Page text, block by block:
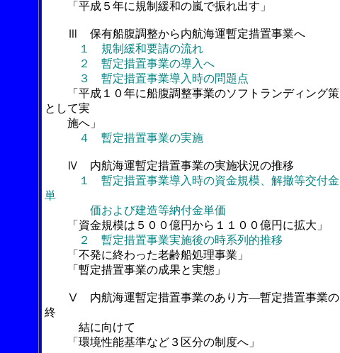
「平成５年に規制緩和の嵐で振れ出す」
Ⅲ 保有船腹調整から内航海運暫定措置事業へ
１ 規制緩和要請の流れ
２ 暫定措置事業の導入へ
３ 暫定措置事業導入時の問題点
「平成１０年に船腹調整事業のソフトランディング策
として実
施へ」
４ 暫定措置事業の実施
Ⅳ 内航海運暫定措置事業の実施状況の推移
１ 暫定措置事業導入時の資金規模、解撤等交付金
単
価および建造等納付金単価
「資金規模は５００億円から１１００億円に拡大」
２ 暫定措置事業実施後の時系列的推移
「不発に終わった老齢船処理事業」
「暫定措置事業の成果と実態」
Ⅴ 内航海運暫定措置事業のあり方―暫定措置事業の
終
結に向けて
「環境性能基準など３区分の制度へ」